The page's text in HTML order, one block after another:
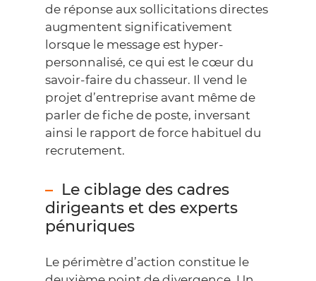
de réponse aux sollicitations directes
augmentent significativement
lorsque le message est hyper-
personnalisé, ce qui est le cœur du
savoir-faire du chasseur. Il vend le
projet d’entreprise avant même de
parler de fiche de poste, inversant
ainsi le rapport de force habituel du
recrutement.
Le ciblage des cadres
dirigeants et des experts
pénuriques
Le périmètre d’action constitue le